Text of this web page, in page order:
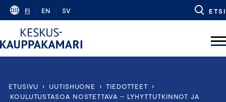
Skip
content
FI EN SV ETSI
ETUSIVU › UUTISHUONE › TIEDOTTEET
›
KOULUTUSTASOA NOSTETTAVA – LYHYTTUTKINNOT JA